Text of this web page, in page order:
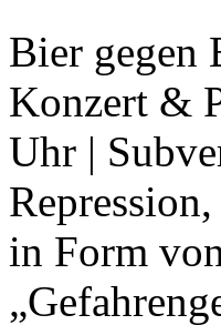
Bier gegen
Konzert &
Uhr |
in Form